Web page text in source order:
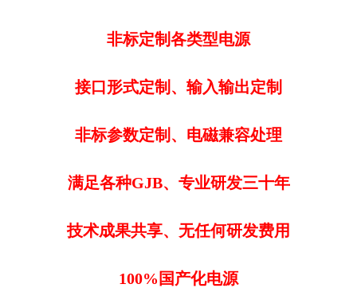
非标定制各类型电源
接口形式定制、输入输出定制
非标参数定制、电磁兼容处理
满足各种GJB、专业研发三十年
技术成果共享、无任何研发费用
100%国产化电源